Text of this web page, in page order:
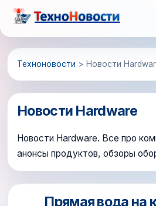
Перейти
содержимому
Техноновости > Новости
Новости Hardware
Новости Hardware. Все про
анонсы продуктов, обзоры
Прямая вода на